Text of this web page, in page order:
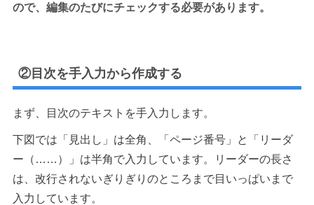
ので、編集のたびにチェックする必要があります。
②目次を手入力から作成する
まず、目次のテキストを手入力します。
下図では「見出し」は全角、「ページ番号」と「リーダ
ー（……）」は半角で入力しています。リーダーの長さ
は、改行されないぎりぎりのところまで目いっぱいまで
入力しています。